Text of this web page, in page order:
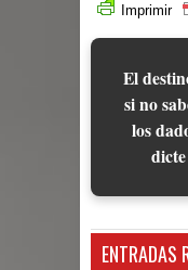
Imprimir
El
si no
los
ENTRADAS